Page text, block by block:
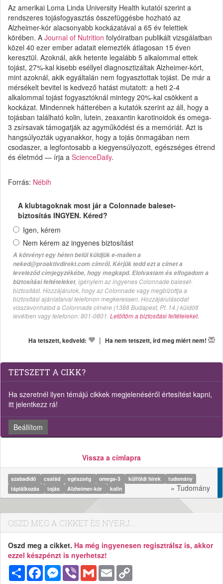
Az amerikai Loma Linda University Health kutatói szerint a
rendszeres tojásfogyasztás összefüggésbe hozható az
Alzheimer-kór alacsonyabb kockázatával a 65 év felettiek
körében. A Journal of Nutrition folyóiratban publikált vizsgálatban
közel 40 ezer ember adatait elemezték átlagosan 15 éven
keresztül. Azoknál, akik hetente legalább 5 alkalommal ettek
tojást, 27%-kal kisebb eséllyel diagnosztizáltak Alzheimer-kórt,
mint azoknál, akik egyáltalán nem fogyasztottak tojást. De már a
mérsékelt bevitel is kedvező hatást mutatott: a heti 2-4
alkalommal tojást fogyasztóknál mintegy 20%-kal csökkent a
kockázat. Mindennek hátterében a kutatók szerint az áll, hogy a
tojásban található kolin, lutein, zeaxantin karotinoidok és omega-
3 zsírsavak támogatják az agyműködést és a memóriát. Azt is
hangsúlyozták ugyanakkor, hogy a tojás önmagában nem
csodaszer, a legfontosabb a kiegyensúlyozott, egészséges étrend
és életmód — írja a ScienceDaily.
Forrás: Nébih
A klubtagoknak most jár a Colonnade baleset-
biztosítás INGYEN. Kéred?
Igen, kérem
Nem kérem az ingyenes biztosítást
A kötvényt egy héten belül küldjük e-mailen a
neked@proaktivdirekt.com címről. Kérjük tedd ezt a címet a
leveleződ címjegyzékébe, hogy megkapd. Elolvastam és elfogadom a
biztosítási feltételeket, igénylem az ingyenes Colonnade baleset-
biztosítást. Hozzájárulok, hogy az Colonnade vagy megbízottja a
biztosítási ajánlataival telefonon megkeressen. Hozzájárulásodat
visszavonhatod a Colonnade címére (1388 Budapest, Pf. 14.) küldött
levélben vagy telefonon: 801-0801. Letöltöm a biztosítási feltételeket.
Ha tetszett, kedveld: | Ha nem tetszett, írd meg miért nem!
TETSZETT A CIKK?
Ha szeretnél ilyen témájú cikkek megjelenéséről értesítést kapni,
itt jelentkezz rá!
Beállítom
Vissza a címlapra
szabadidő család egészség omega-3 külföldi hírek
tudomány
táplálkozás
tojás Alzheimer-kór kolin » Tudomány
OSZD MEG A CIKKET ÉS NYERJ...
Oszd meg a cikket. Ha még ingyenesen regisztrálsz is, akkor
ezzel készpénzt is nyerhetsz!
MegosztásFacebookMessenger
Viber Gmail Email